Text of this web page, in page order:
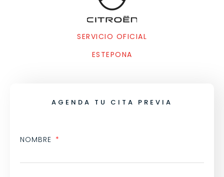
SERVICIO OFICIAL
ESTEPONA
AGENDA TU CITA PREVIA
NOMBRE